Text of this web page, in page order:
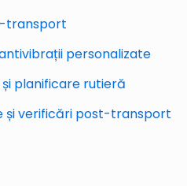
transport
personalizate
planificare rutieră
și verificări post-transport